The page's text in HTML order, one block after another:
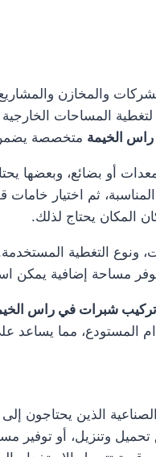
والمخازن
المساحات
الخيمة متخصصة يضمن
أو بضائع، وبعضها
ثم اختيار
المكان يحتاج لذلك.
ونوع التغطية
مساحة إضافية يمكن
شبرات في راس
المستودع، مما يساعد
الذين يحتاجون
تحميل وتنزيل، أو